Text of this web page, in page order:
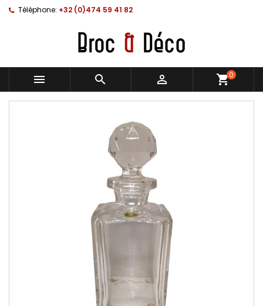
Téléphone: +32 (0)474 59 41 82
   shopping_cart0